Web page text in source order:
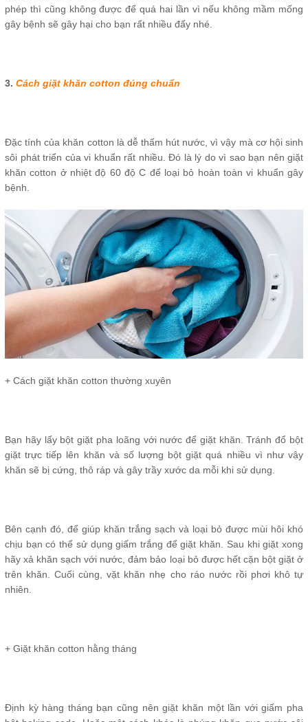
phép thì cũng không được để quá hai lần vì nếu không mầm mống
gây bệnh sẽ gây hại cho bạn rất nhiều đấy nhé.
3. Cách giặt khăn cotton đúng chuẩn
Đặc tính của khăn cotton là dễ thấm hút nước, vì vậy mà cơ hội sinh
sôi phát triển của vi khuẩn rất nhiều. Đó là lý do vì sao bạn nên giặt
khăn cotton ở nhiệt độ 60 độ C để loại bỏ hoàn toàn vi khuẩn gây
bệnh.
+ Cách giặt khăn cotton thường xuyên
Bạn hãy lấy bột giặt pha loãng với nước để giặt khăn. Tránh đổ bột
giặt trực tiếp lên khăn và số lượng bột giặt quá nhiều vì như vậy
khăn sẽ bị cứng, thô ráp và gây trầy xước da mỗi khi sử dụng.
Bên cạnh đó, để giúp khăn trắng sạch và loại bỏ được mùi hôi khó
chịu bạn có thể sử dụng giấm trắng để giặt khăn. Sau khi giặt xong
hãy xả khăn sạch với nước, đảm bảo loại bỏ được hết cặn bột giặt ở
trên khăn. Cuối cùng, vặt khăn nhẹ cho ráo nước rồi phơi khô tự
nhiên.
+ Giặt khăn cotton hằng tháng
Định kỳ hàng tháng bạn cũng nên giặt khăn một lần với giấm pha